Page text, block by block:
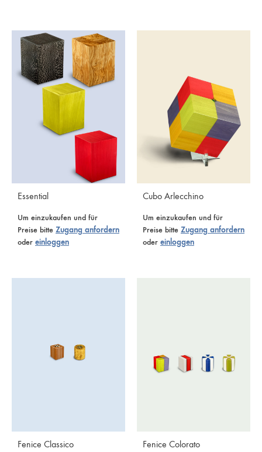
Essential
Um einzukaufen und für
Preise bitte Zugang anfordern
oder einloggen
Cubo Arlecchino
Um einzukaufen und für
Preise bitte Zugang anfordern
oder einloggen
Fenice Classico Fenice Colorato